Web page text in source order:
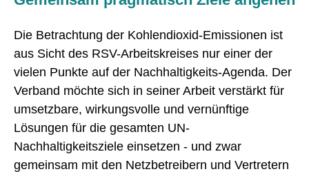
Die Betrachtung der Kohlendioxid-Emissionen ist
aus Sicht des RSV-Arbeitskreises nur einer der
vielen Punkte auf der Nachhaltigkeits-Agenda. Der
Verband möchte sich in seiner Arbeit verstärkt für
umsetzbare, wirkungsvolle und vernünftige
Lösungen für die gesamten UN-
Nachhaltigkeitsziele einsetzen - und zwar
gemeinsam mit den Netzbetreibern und Vertretern